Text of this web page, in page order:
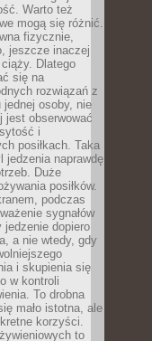
Warto też
mogą się różnić.
fizycznie,
jeszcze inaczej
Dlatego
się na
rozwiązań z
jednej osoby, nie
jest obserwować
i
posiłkach. Taka
jedzenia naprawdę
Duże
posiłków.
podczas
sygnałów
jedzenie dopiero
a nie wtedy, gdy
i skupienia się
w kontroli
To drobna
mało istotna, ale
korzyści.
to